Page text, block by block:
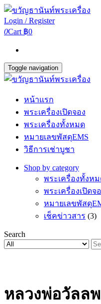
Login / Register
0Cart ฿0
Toggle navigation
หน้าแรก
พระเครื่องเปิดจอง
พระเครื่องทั้งหมด
หมายเลขพัสดุEMS
วิธีการเช่าบูชา
Shop by category
พระเครื่องทั้งห
พระเครื่องเปิดจ
หมายเลขพัสดุ
เช็คข่าวสาร (3)
Search
หลวงพ่อวัลล